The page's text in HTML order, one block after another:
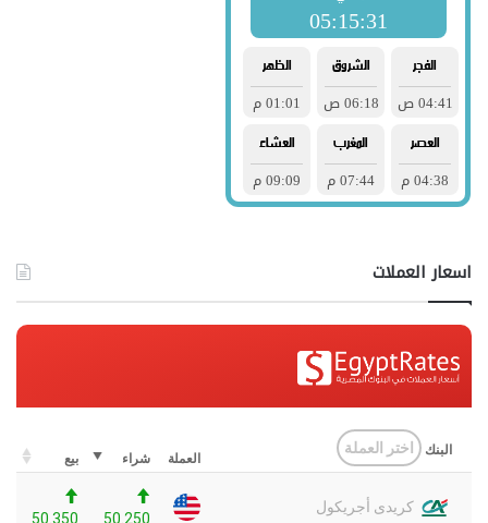
اسعار العملات